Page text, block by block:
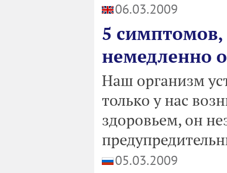
06.03.2009
5
немедленно
Наш организм
только у нас
здоровьем, он
05.03.2009